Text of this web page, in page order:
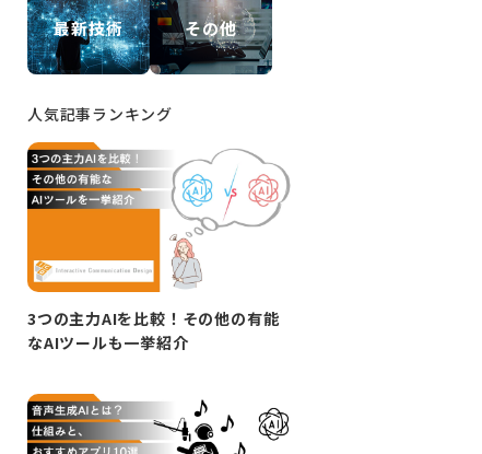
最新技術 その他
人気記事ランキング
3つの主力AIを比較！その他の有能
なAIツールも一挙紹介